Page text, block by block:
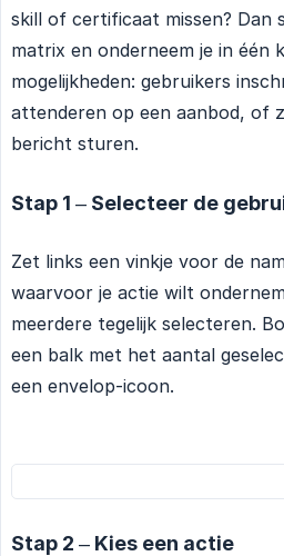
skill of certificaat missen? Dan
matrix en onderneem je in één
mogelijkheden: gebruikers
attenderen op een aanbod, of
bericht sturen.
Stap 1 – Selecteer de
Zet links een vinkje voor de
waarvoor je actie wilt
meerdere tegelijk selecteren.
een balk met het aantal
een envelop-icoon.
Stap 2 – Kies een actie